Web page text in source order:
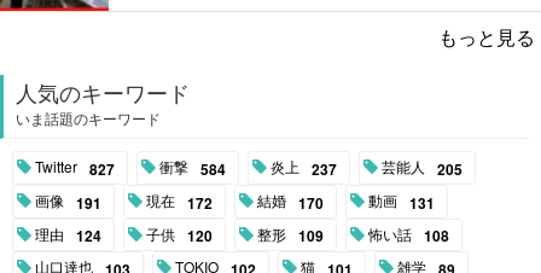
もっと見る
人気のキーワード
いま話題のキーワード
Twitter 827 衝撃 584 炎上 237 芸能人 205
画像 191 現在 172 結婚 170 動画 131
理由 124 子供 120 整形 109 怖い話 108
山口達也 TOKIO 猫 雑学